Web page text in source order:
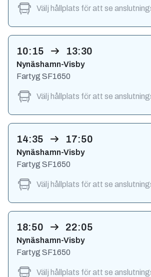
Välj hållplats för att se
10:15 13:30
Nynäshamn-Visby
Välj hållplats för att se
Fartyg SF1650
14:35 17:50
Nynäshamn-Visby
Välj hållplats för att se
Fartyg SF1650
18:50 22:05
Nynäshamn-Visby
Välj hållplats för att se
Fartyg SF1650